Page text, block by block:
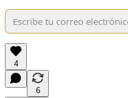
4
6